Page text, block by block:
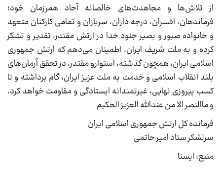
از تلاش‌ها و مجاهدت‌های خالصانه آحاد همرزمان خود؛
فرماندهان، افسران، درجه داران، سربازان و تمامی کارکنان متعهد
و خانواده صبور و بصیر جنود خدا در ارتش مقتدر، تقدیر و تشکر
کرده و به ملت شریف ایران، اطمینان می‌دهم که ارتش جمهوری
اسلامی ایران، همچون گذشته، استوارو مقتدر، در تحقق آرمان‌های
بلند انقلاب اسلامی و خدمت به ملت عزیز ایران، گام برداشته و تا
کسب پیروزی نهایی، غیرتمندانه ایستادگی و مقاومت خواهد کرد.
و ماالنصر الا من عندالله العزیز الحکیم
فرمانده کل ارتش جمهوری اسلامی ایران
سرلشکر ستاد امیر حاتمی
منبع: ایسنا